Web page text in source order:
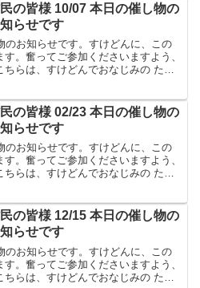
の皆様 10/07 本日の催し物の
らせです
のお知らせです。すけどんに、この
。奮ってご参加くださいますよう、
らは、すけどんでおなじみの たま
の皆様 02/23 本日の催し物の
らせです
のお知らせです。すけどんに、この
。奮ってご参加くださいますよう、
らは、すけどんでおなじみの たま
の皆様 12/15 本日の催し物の
らせです
のお知らせです。すけどんに、この
。奮ってご参加くださいますよう、
らは、すけどんでおなじみの たま